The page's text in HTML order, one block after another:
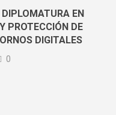
EN
PROTECCIÓN DE
DIGITALES
0